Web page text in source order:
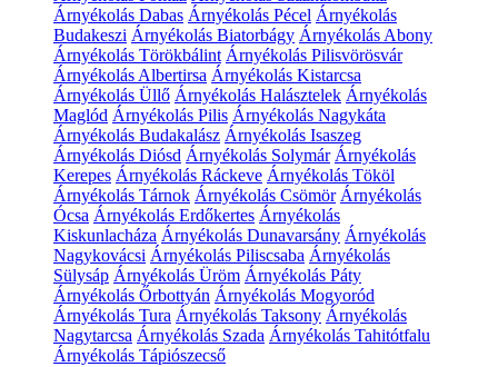
Árnyékolás Dabas Árnyékolás Pécel Árnyékolás
Budakeszi Árnyékolás Biatorbágy Árnyékolás Abony
Árnyékolás Törökbálint Árnyékolás Pilisvörösvár
Árnyékolás Albertirsa Árnyékolás Kistarcsa
Árnyékolás Üllő Árnyékolás Halásztelek Árnyékolás
Maglód Árnyékolás Pilis Árnyékolás Nagykáta
Árnyékolás Budakalász Árnyékolás Isaszeg
Árnyékolás Diósd Árnyékolás Solymár Árnyékolás
Kerepes Árnyékolás Ráckeve Árnyékolás Tököl
Árnyékolás Tárnok Árnyékolás Csömör Árnyékolás
Ócsa Árnyékolás Erdőkertes Árnyékolás
Kiskunlacháza Árnyékolás Dunavarsány Árnyékolás
Nagykovácsi Árnyékolás Piliscsaba Árnyékolás
Sülysáp Árnyékolás Üröm Árnyékolás Páty
Árnyékolás Őrbottyán Árnyékolás Mogyoród
Árnyékolás Tura Árnyékolás Taksony Árnyékolás
Nagytarcsa Árnyékolás Szada Árnyékolás Tahitótfalu
Árnyékolás Tápiószecső